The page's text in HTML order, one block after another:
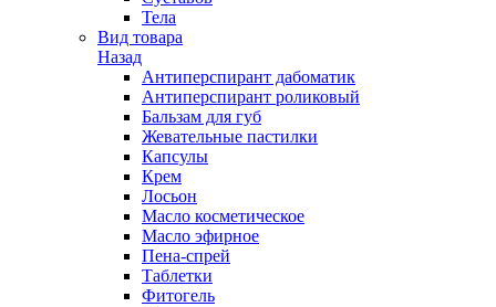
Тела
Вид товара
Назад
Антиперспирант дабоматик
Антиперспирант роликовый
Бальзам для губ
Жевательные пастилки
Капсулы
Крем
Лосьон
Масло косметическое
Масло эфирное
Пена-спрей
Таблетки
Фитогель